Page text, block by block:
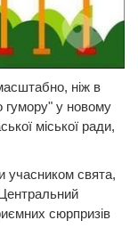
ніж в
гумору" у новому
міської ради,
учасником свята,
сюрпризів